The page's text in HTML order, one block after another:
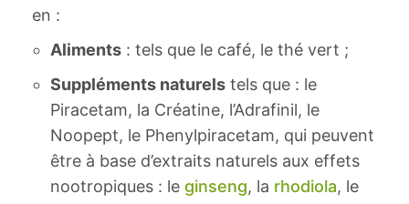
en :
Aliments : tels que le café, le thé vert ;
Suppléments naturels tels que : le
Piracetam, la Créatine, l’Adrafinil, le
Noopept, le Phenylpiracetam, qui peuvent
être à base d’extraits naturels aux effets
nootropiques : le ginseng, la rhodiola, le